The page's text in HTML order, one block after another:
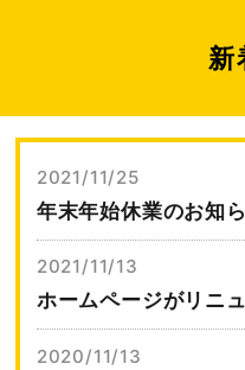
新
2021/11/25
年末年始休業のお知
2021/11/13
ホームページがリニ
2020/11/13